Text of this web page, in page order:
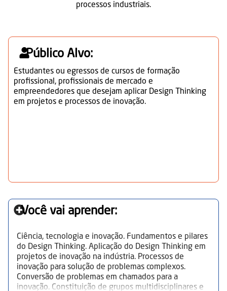
processos industriais.
Público Alvo:
Estudantes ou egressos de cursos de formação
profissional, profissionais de mercado e
empreendedores que desejam aplicar Design Thinking
em projetos e processos de inovação.
Você vai aprender:
Ciência, tecnologia e inovação. Fundamentos e pilares
do Design Thinking. Aplicação do Design Thinking em
projetos de inovação na indústria. Processos de
inovação para solução de problemas complexos.
Conversão de problemas em chamados para a
inovação. Constituição de grupos multidisciplinares e